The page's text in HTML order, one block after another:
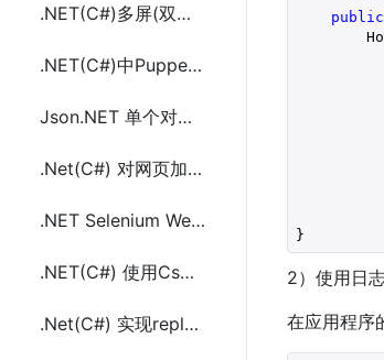
.NET(C#)多屏(双屏)设置屏幕显示器分辨率方法代码(SetRes)
.NET(C#)中Puppeteer API的PuppeteerSharp的使用
Json.NET 单个对象Json字符串反序列成两个不同实体对象
.Net(C#) 对网页加载后解析后的内容截图或生成pdf文件的方法
.NET Selenium WebDriver操作调用浏览器后台执行Js(JavaScript)代码
.NET(C#) 使用CsQuery后台通过JQuery语法解析Html方法代码
.Net(C#) 实现replace字符串替换只替换一次的方法
public
}
2）使用日
在应用程序